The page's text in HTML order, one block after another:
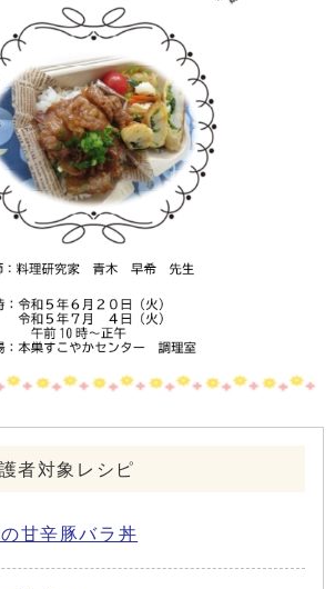
者対象レシピ
甘辛豚バラ丼